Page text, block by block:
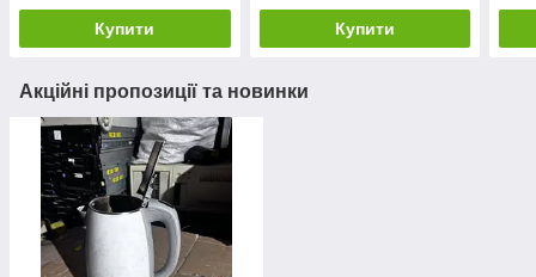
Купити Купити
Акційні пропозиції та новинки